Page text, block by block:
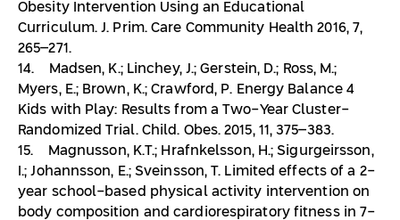
Obesity Intervention Using an Educational
Curriculum. J. Prim. Care Community Health 2016, 7,
265–271.
14. Madsen, K.; Linchey, J.; Gerstein, D.; Ross, M.;
Myers, E.; Brown, K.; Crawford, P. Energy Balance 4
Kids with Play: Results from a Two-Year Cluster-
Randomized Trial. Child. Obes. 2015, 11, 375–383.
15. Magnusson, K.T.; Hrafnkelsson, H.; Sigurgeirsson,
I.; Johannsson, E.; Sveinsson, T. Limited effects of a 2-
year school-based physical activity intervention on
body composition and cardiorespiratory fitness in 7-